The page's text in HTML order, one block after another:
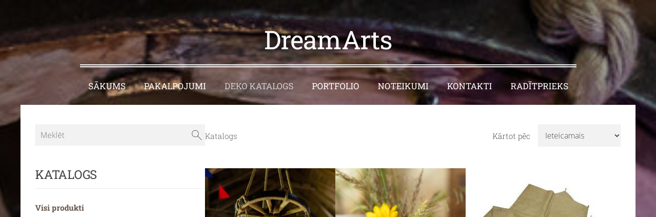
DreamArts
SĀKUMS PAKALPOJUMI DEKO KATALOGS PORTFOLIO NOTEIKUMI KONTAKTI RADĪTPRIEKS
KATALOGS
Visi produkti
Katalogs Kārtot pēc